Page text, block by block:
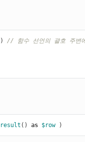
)
// 함수 선언의 괄호 주변
result () as $row )